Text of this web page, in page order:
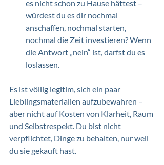
es nicht schon zu Hause hättest –
würdest du es dir nochmal
anschaffen, nochmal starten,
nochmal die Zeit investieren? Wenn
die Antwort „nein“ ist, darfst du es
loslassen.
Es ist völlig legitim, sich ein paar
Lieblingsmaterialien aufzubewahren –
aber nicht auf Kosten von Klarheit, Raum
und Selbstrespekt. Du bist nicht
verpflichtet, Dinge zu behalten, nur weil
du sie gekauft hast.